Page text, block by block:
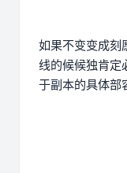
如果不变变成刻
线的候候独肯定
于副本的具体部